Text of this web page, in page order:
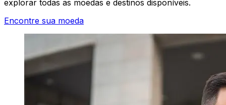
explorar todas as moedas e destinos disponíveis.
Encontre sua moeda